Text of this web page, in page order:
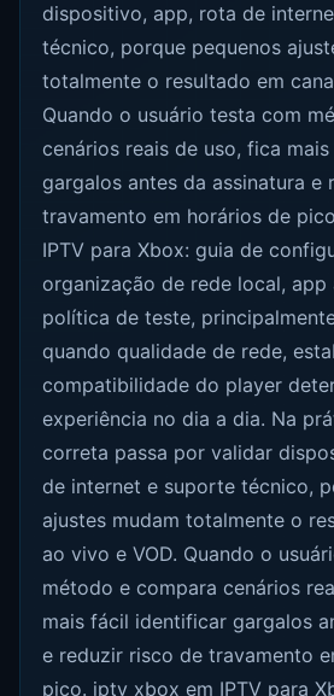
dispositivo, app, rota de
técnico, porque pequenos
totalmente o resultado em
Quando o usuário testa com
cenários reais de uso, fica
gargalos antes da assinatura e
travamento em horários de
IPTV para Xbox: guia de
organização de rede local,
política de teste,
quando qualidade de rede,
compatibilidade do player
experiência no dia a dia. Na
correta passa por validar
de internet e suporte técnico,
ajustes mudam totalmente o
ao vivo e VOD. Quando o
método e compara cenários
mais fácil identificar gargalos
e reduzir risco de travamento
pico. iptv xbox em IPTV para